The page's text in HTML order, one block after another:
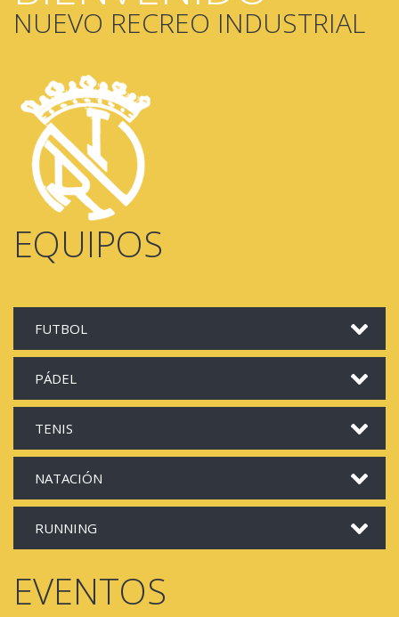
NUEVO RECREO INDUSTRIAL
EQUIPOS
FUTBOL
PÁDEL
TENIS
NATACIÓN
RUNNING
EVENTOS